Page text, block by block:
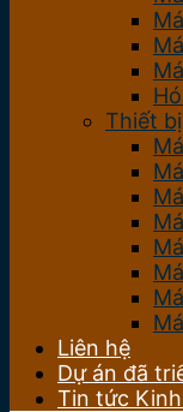
Thiết
Liên hệ
Dự án đã
Tin tức